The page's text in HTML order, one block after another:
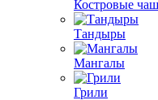
Костровые
Тандыры
Мангалы
Грили